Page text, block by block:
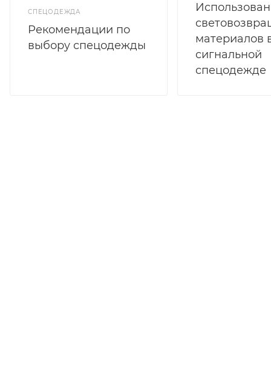
СПЕЦОДЕЖДА
Рекомендации по
выбору спецодежды
материалов
сигнальной
спецодежде